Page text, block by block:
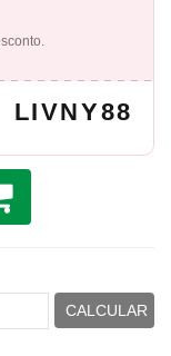
LIVNY88
CALCULAR